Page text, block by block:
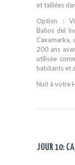
et taillées
Option :
Baños del
Caxamarka,
200 ans
utilisée
habitants et
Nuit à votre
JOUR 10: